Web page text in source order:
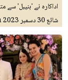
اداکارہ نے 'ہنیبل' سے
شائع30 دسمبر 2023